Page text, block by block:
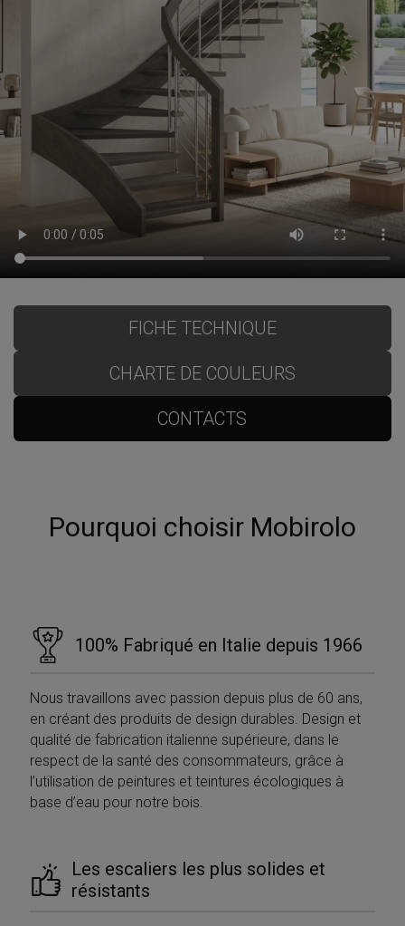
FICHE TECHNIQUE
CHARTE DE COULEURS
CONTACTS
Pourquoi choisir Mobirolo
100% Fabriqué en Italie depuis 1966
Nous travaillons avec passion depuis plus de 60 ans,
en créant des produits de design durables. Design et
qualité de fabrication italienne supérieure, dans le
respect de la santé des consommateurs, grâce à
l’utilisation de peintures et teintures écologiques à
base d’eau pour notre bois.
Les escaliers les plus solides et
résistants